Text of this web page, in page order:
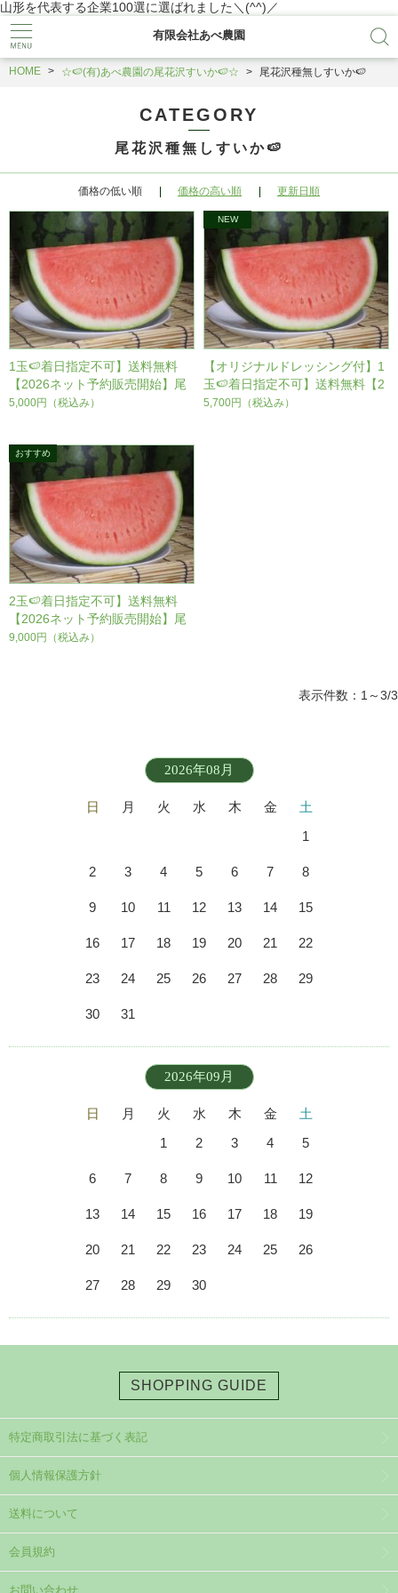
山形を代表する企業100選に選ばれました＼(^^)／
有限会社あべ農園
HOME ☆🍉(有)あべ農園の尾花沢すいか🍉☆ 尾花沢種無しすいか🍉
CATEGORY
尾花沢種無しすいか🍉
価格の低い順 価格の高い順 更新日順
1玉🍉着日指定不可】送料無料
【2026ネット予約販売開始】尾
花沢たねなしすいか1個【なくな
5,000円 （税込み）
【オリジナルドレッシング付】1
玉🍉着日指定不可】送料無料【2
026ネット予約販売開始】尾花沢
5,700円 （税込み）
2玉🍉着日指定不可】送料無料
【2026ネット予約販売開始】尾
花沢たねなしすいか2個【なくな
9,000円 （税込み）
表示件数：1～3/3
2026年08月
日 月 火 水 木 金
土
1
2 3 4 5 6 7 8
9 10 11 12 13 14 15
16 17 18 19 20 21 22
23 24 25 26 27 28 29
30 31
2026年09月
日 月 火 水 木 金
土
1
2 3 4 5
6 7 8 9 10 11 12
13 14 15 16 17 18 19
20 21 22 23 24 25 26
27 28 29 30
SHOPPING GUIDE
特定商取引法に基づく表記
個人情報保護方針
送料について
会員規約
お問い合わせ